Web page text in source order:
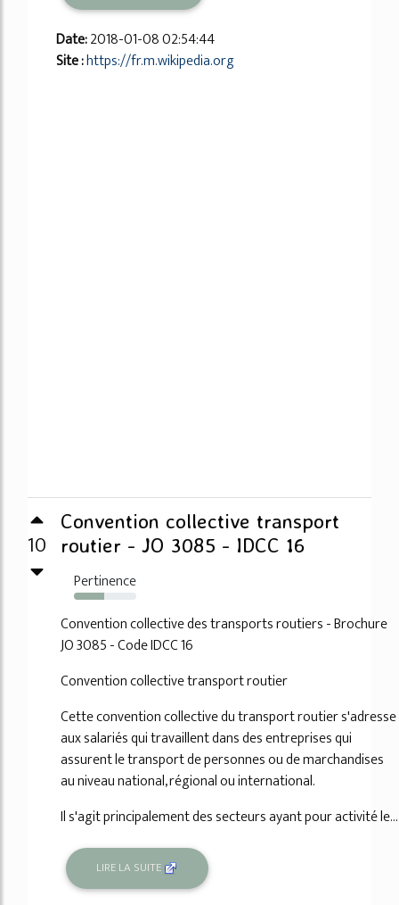
Date:2018-01-08 02:54:44
Site :https://fr.m.wikipedia.org
10
Convention collective transport
routier - JO 3085 - IDCC 16
Pertinence
49%
Convention collective des transports routiers - Brochure
JO 3085 - Code IDCC 16
Convention collective transport routier
Cette convention collective du transport routier s'adresse
aux salariés qui travaillent dans des entreprises qui
assurent le transport de personnes ou de marchandises
au niveau national, régional ou international.
Il s'agit principalement des secteurs ayant pour activité le...
LIRE LA SUITE